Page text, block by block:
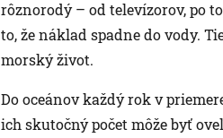
rôznorodý – od televízorov, po
to, že náklad spadne do vody.
morský život.
Do oceánov každý rok v
ich skutočný počet môže byť